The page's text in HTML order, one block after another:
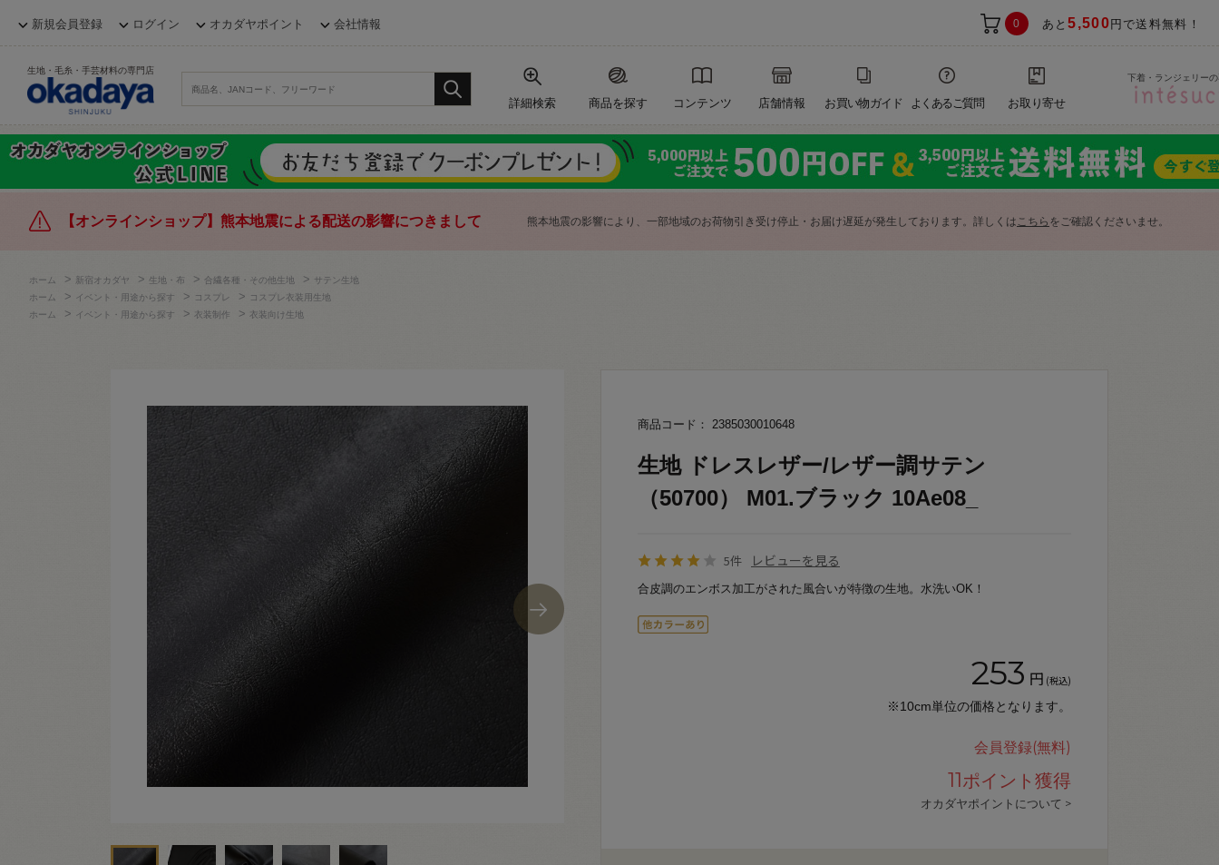
新規会員登録 ログイン オカダヤポイント 会社情報 0 あと5,500 円で送料無料！
生地・毛糸・手芸材料の専門店
詳細検索 商品を探す コンテンツ 店舗情報 お買い物ガイド よくあるご質問 お取り寄せ
下着・ランジェリー
【オンラインショップ】熊本地震による配送の影響につきまして 熊本地震の影響により、一部地域のお荷物引き受け停止・お届け遅延が発生しております。詳しくはこちら をご確認くださいませ。
ホーム > 新宿オカダヤ > 生地・布 > 合繊各種・その他生地 > サテン生地
ホーム
> イベント・用途から探す > コスプレ >
コスプレ衣装用生地
ホーム
> イベント・用途から探す > 衣装制作 > 衣装向け生地
商品コード： 2385030010648
生地 ドレスレザー/レザー調サテン
（50700） M01.ブラック 10Ae08_
5件 レビューを見る
合皮調のエンボス加工がされた風合いが特徴の生地。水洗いOK！
253 円 (税込)
※10cm単位の価格となります。
会員登録(無料)
11ポイント獲得
オカダヤポイントについて >